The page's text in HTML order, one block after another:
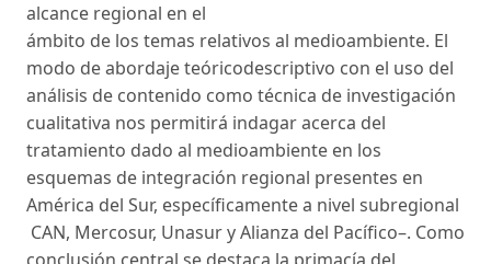
alcance regional en el
ámbito de los temas relativos al medioambiente. El
modo de abordaje teóricodescriptivo con el uso del
análisis de contenido como técnica de investigación
cualitativa nos permitirá indagar acerca del
tratamiento dado al medioambiente en los
esquemas de integración regional presentes en
América del Sur, específicamente a nivel subregional
CAN, Mercosur, Unasur y Alianza del Pacífico–. Como